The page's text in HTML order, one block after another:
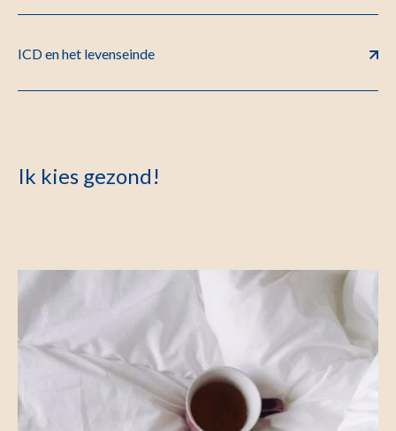
ICD en het levenseinde
Ik kies gezond!